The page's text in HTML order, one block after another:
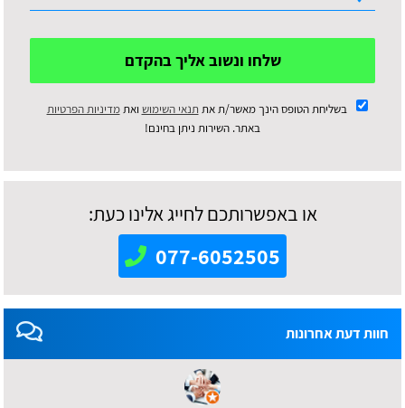
שלחו ונשוב אליך בהקדם
בשליחת הטופס הינך מאשר/ת את תנאי השימוש ואתמדיניות הפרטיות
באתר. השירות ניתן בחינם!
או באפשרותכם לחייג אלינו כעת:
077-6052505
חוות דעת אחרונות